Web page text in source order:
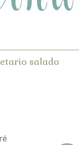
salado